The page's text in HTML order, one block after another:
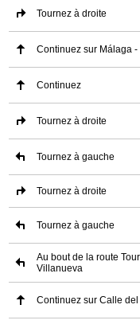
Tournez à droite
Continuez
Tournez à droite
Tournez à gauche
Tournez à droite
Tournez à gauche
Au bout de la route
Villanueva
Continuez sur Calle